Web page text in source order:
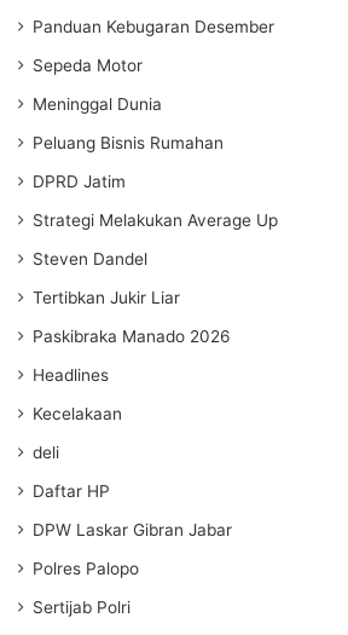
Panduan Kebugaran Desember
Sepeda Motor
Meninggal Dunia
Peluang Bisnis Rumahan
DPRD Jatim
Strategi Melakukan Average Up
Steven Dandel
Tertibkan Jukir Liar
Paskibraka Manado 2026
Headlines
Kecelakaan
deli
Daftar HP
DPW Laskar Gibran Jabar
Polres Palopo
Sertijab Polri